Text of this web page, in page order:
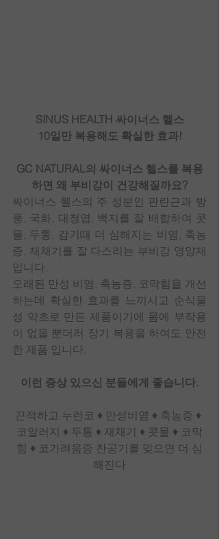
SINUS HEALTH 싸이너스 헬스
10일만 복용해도 확실한 효과!
GC NATURAL의 싸이너스 헬스를 복용
하면 왜 부비강이 건강해질까요?
싸이너스 헬스의 주 성분인 판란근과 방
풍, 국화, 대청엽, 백지를 잘 배합하여 콧
물, 두통, 감기때 더 심해지는 비염, 축농
증, 재채기를 잘 다스리는 부비강 영양제
입니다.
오래된 만성 비염, 축농증, 코막힘을 개선
하는데 확실한 효과를 느끼시고 순식물
성 약초로 만든 제품이기에 몸에 부작용
이 없을 뿐더러 장기 복용을 하여도 안전
한 제품 입니다.
이런 증상 있으신 분들에게 좋습니다.
끈적하고 누런코 ♦ 만성비염 ♦ 축농증 ♦
코알러지 ♦ 두통 ♦ 재채기 ♦ 콧물 ♦ 코막
힘 ♦ 코가려움증 찬공기를 맞으면 더 심
해진다